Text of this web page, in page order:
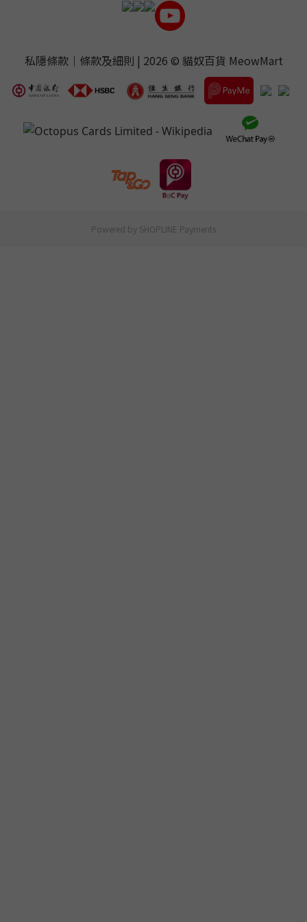
私隱條款｜ 條款及細則 | 2026 © 貓奴百貨 MeowMart
Powered by SHOPLINE Payments